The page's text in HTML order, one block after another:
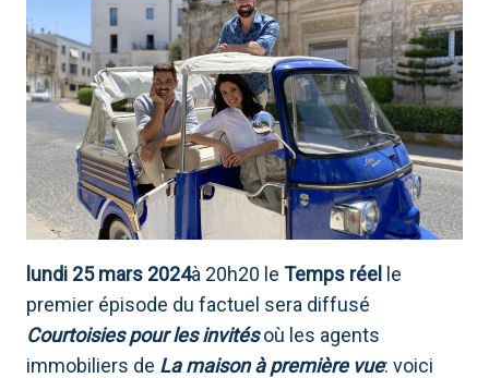
lundi 25 mars 2024à 20h20 le Temps réel le
premier épisode du factuel sera diffusé
Courtoisies pour les invitésoù les agents
immobiliers de La maison à première vue: voici